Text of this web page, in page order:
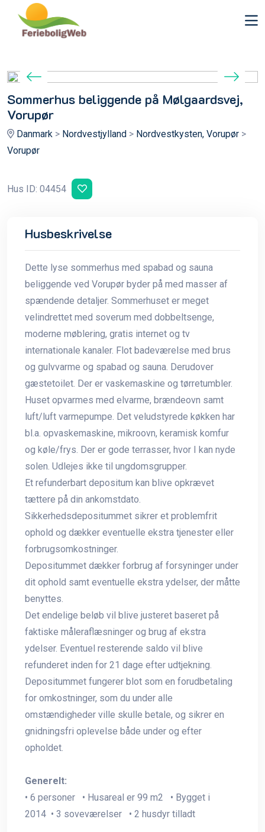
Sommerhus beliggende på Mølgaardsvej,
Vorupør
Danmark > Nordvestjylland > Nordvestkysten, Vorupør >
Vorupør
Hus ID: 04454
Husbeskrivelse
Dette lyse sommerhus med spabad og sauna
beliggende ved Vorupør byder på med masser af
spændende detaljer. Sommerhuset er meget
velindrettet med soverum med dobbeltsenge,
moderne møblering, gratis internet og tv
internationale kanaler. Flot badeværelse med brus
og gulvvarme og spabad og sauna. Derudover
gæstetoilet. Der er vaskemaskine og tørretumbler.
Huset opvarmes med elvarme, brændeovn samt
luft/luft varmepumpe. Det veludstyrede køkken har
bl.a. opvaskemaskine, mikroovn, keramisk komfur
og køle/frys. Der er gode terrasser, hvor I kan nyde
solen. Udlejes ikke til ungdomsgrupper.
Et refunderbart depositum kan blive opkrævet
tættere på din ankomstdato.
Sikkerhedsdepositummet sikrer et problemfrit
ophold og dækker eventuelle ekstra tjenester eller
forbrugsomkostninger.
Depositummet dækker forbrug af forsyninger under
dit ophold samt eventuelle ekstra ydelser, der måtte
benyttes.
Det endelige beløb vil blive justeret baseret på
faktiske måleraflæsninger og brug af ekstra
ydelser. Eventuel resterende saldo vil blive
refunderet inden for 21 dage efter udtjekning.
Depositummet fungerer blot som en forudbetaling
for omkostninger, som du under alle
omstændigheder ville skulle betale, og sikrer en
gnidningsfri oplevelse både under og efter
opholdet.
Generelt:
• 6 personer • Husareal er 99 m2 • Bygget i
2014 • 3 soveværelser • 2 husdyr tilladt